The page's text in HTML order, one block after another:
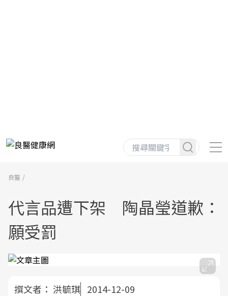
良醫
代言品遭下架 陶晶瑩道歉：
願受罰
撰文者： 洪毓琪 2014-12-09